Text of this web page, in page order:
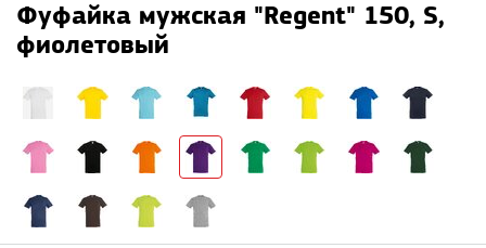
Фуфайка мужская "Regent" 150, S,
фиолетовый